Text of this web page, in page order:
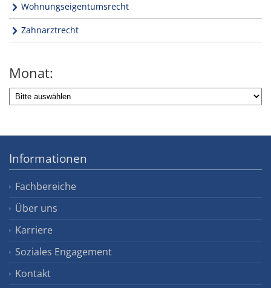
Wohnungseigentumsrecht
Zahnarztrecht
Monat:
Informationen
Fachbereiche
Über uns
Karriere
Soziales Engagement
Kontakt